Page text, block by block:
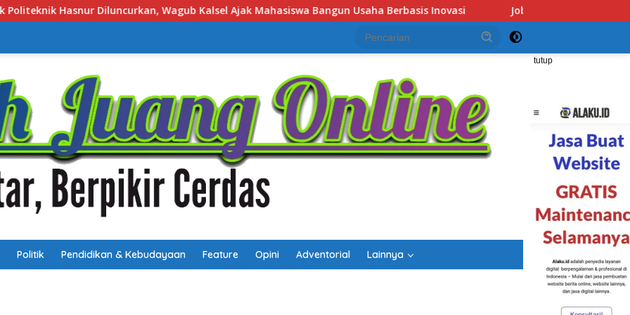
Ajak Mahasiswa Bangun Usaha Berbasis Inovasi Job Fair Kalsel 2026 Dibuka, Sediakan Hampir 2.000 Lowongan Kerja
tutup
Politik Pendidikan & Kebudayaan Feature Opini Adventorial Lainnya